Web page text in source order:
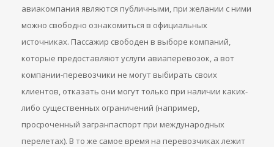
авиакомпания являются публичными, при желании с ними
можно свободно ознакомиться в официальных
источниках. Пассажир свободен в выборе компаний,
которые предоставляют услуги авиаперевозок, а вот
компании-перевозчики не могут выбирать своих
клиентов, отказать они могут только при наличии каких-
либо существенных ограничений (например,
просроченный загранпаспорт при международных
перелетах). В то же самое время на перевозчиках лежит